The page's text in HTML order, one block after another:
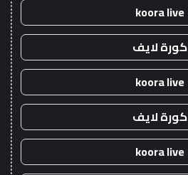
koora live
كورة لايف
koora live
كورة لايف
koora live